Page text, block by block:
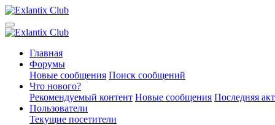
Главная
Форумы
Новые сообщения Поиск сообщений
Что нового?
Рекомендуемый контент Новые сообщения Последняя
Пользователи
Текущие посетители